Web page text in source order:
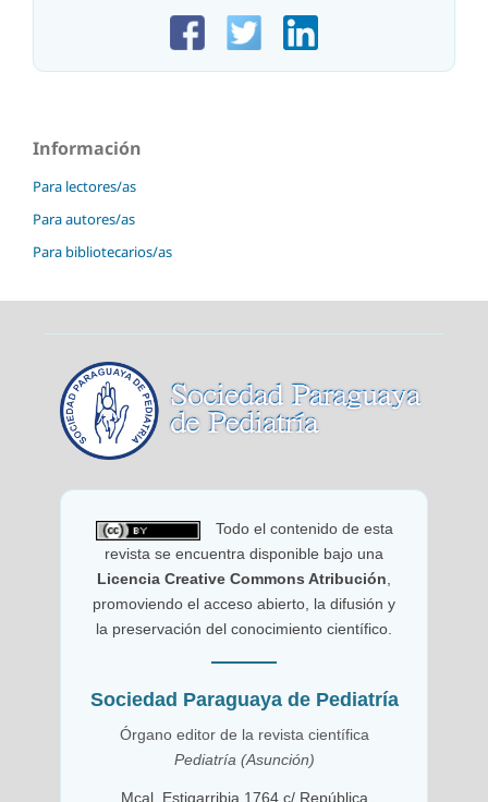
Información
Para lectores/as
Para autores/as
Para bibliotecarios/as
Todo el contenido de esta
revista se encuentra disponible bajo una
Licencia Creative Commons Atribución,
promoviendo el acceso abierto, la difusión y
la preservación del conocimiento científico.
Sociedad Paraguaya de Pediatría
Órgano editor de la revista científica
Pediatría (Asunción)
Mcal. Estigarribia 1764 c/ República